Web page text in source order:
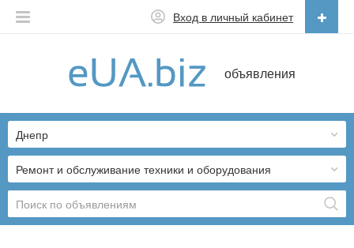
объявления
Вход в личный кабинет
Українська
Ремонт и обслуживание техники и оборудования
Днепр